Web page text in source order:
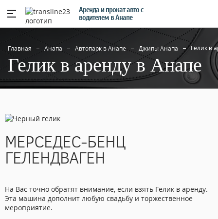
Аренда и прокат авто с
водителем в Анапе
Главная Анапа Автопарк в Анапе Джипы Анапа Гелик в
Гелик в аренду в Анапе
МЕРСЕДЕС-БЕНЦ
ГЕЛЕНДВАГЕН
На Вас точно обратят внимание, если взять Гелик в аренду.
Эта машина дополнит любую свадьбу и торжественное
мероприятие.